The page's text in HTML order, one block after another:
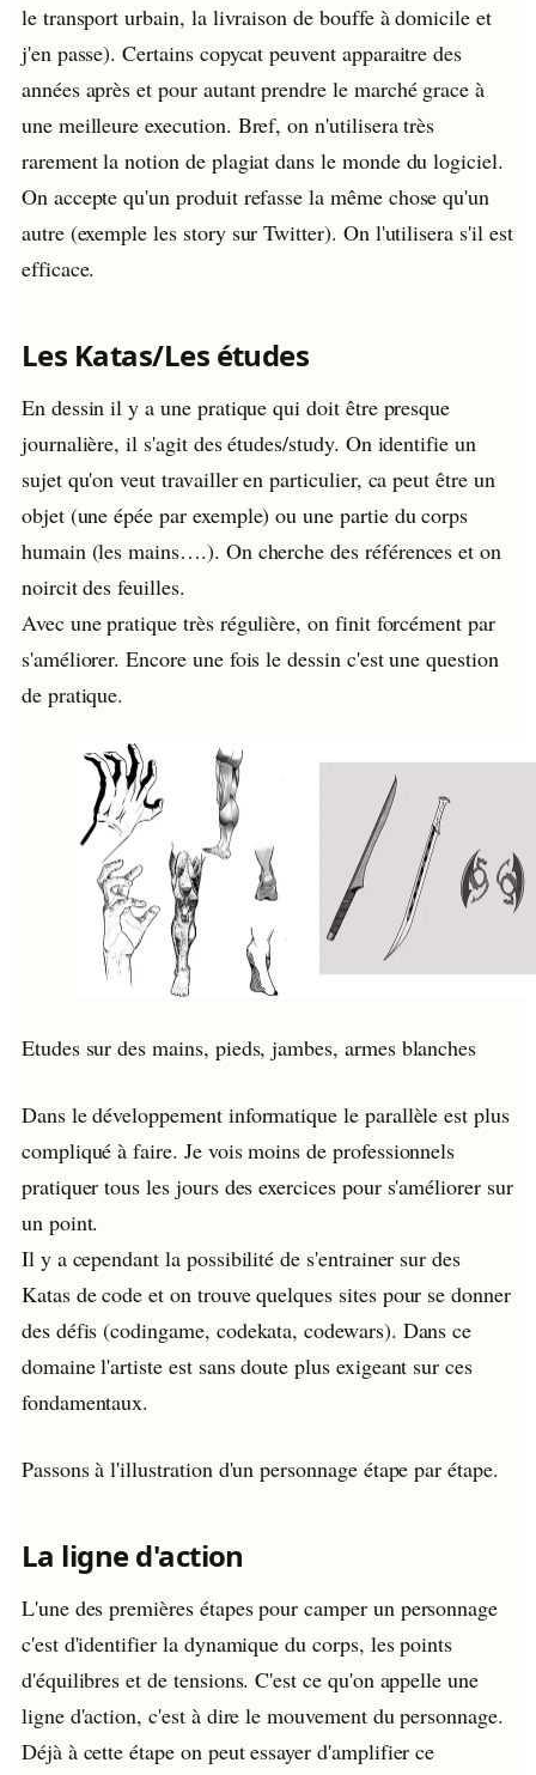
le transport urbain, la livraison de bouffe à domicile et
j'en passe). Certains copycat peuvent apparaitre des
années après et pour autant prendre le marché grace à
une meilleure execution. Bref, on n'utilisera très
rarement la notion de plagiat dans le monde du logiciel.
On accepte qu'un produit refasse la même chose qu'un
autre (exemple les story sur Twitter). On l'utilisera s'il est
efficace.
Les Katas/Les études
En dessin il y a une pratique qui doit être presque
journalière, il s'agit des études/study. On identifie un
sujet qu'on veut travailler en particulier, ca peut être un
objet (une épée par exemple) ou une partie du corps
humain (les mains….). On cherche des références et on
noircit des feuilles.
Avec une pratique très régulière, on finit forcément par
s'améliorer. Encore une fois le dessin c'est une question
de pratique.
Etudes sur des mains, pieds, jambes, armes blanches
Dans le développement informatique le parallèle est plus
compliqué à faire. Je vois moins de professionnels
pratiquer tous les jours des exercices pour s'améliorer sur
un point.
Il y a cependant la possibilité de s'entrainer sur des
Katas de code et on trouve quelques sites pour se donner
des défis (codingame, codekata, codewars). Dans ce
domaine l'artiste est sans doute plus exigeant sur ces
fondamentaux.
Passons à l'illustration d'un personnage étape par étape.
La ligne d'action
L'une des premières étapes pour camper un personnage
c'est d'identifier la dynamique du corps, les points
d'équilibres et de tensions. C'est ce qu'on appelle une
ligne d'action, c'est à dire le mouvement du personnage.
Déjà à cette étape on peut essayer d'amplifier ce